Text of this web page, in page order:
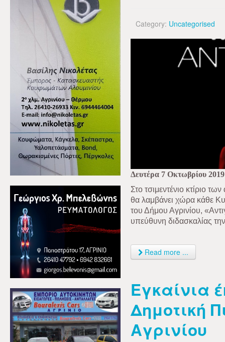
Category: Uncategorised
Δευτέρα 7 Οκτωβρίου 2019
Στο τσιμεντένιο κτίριο
θα λαμβάνει χώρα κάθε
του Δήμου Αγρινίου,
υπεύθυνη διδασκαλίας
Read more ...
Εγκαίνια
Δημοτική
Αγρινίου